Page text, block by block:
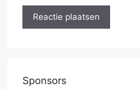
Sponsors